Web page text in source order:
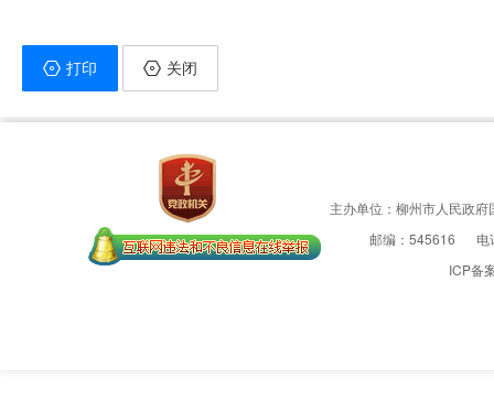
打印 关闭
主办单位：柳州市人民政
邮编：545616
电
ICP备